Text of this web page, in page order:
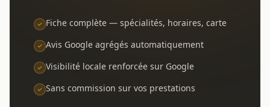
Fiche complète — spécialités, horaires, carte
Avis Google agrégés automatiquement
Visibilité locale renforcée sur Google
Sans commission sur vos prestations